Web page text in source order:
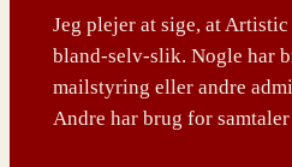
Jeg plejer at sige, at
bland-selv-slik. Nogle har
mailstyring eller andre
Andre har brug for